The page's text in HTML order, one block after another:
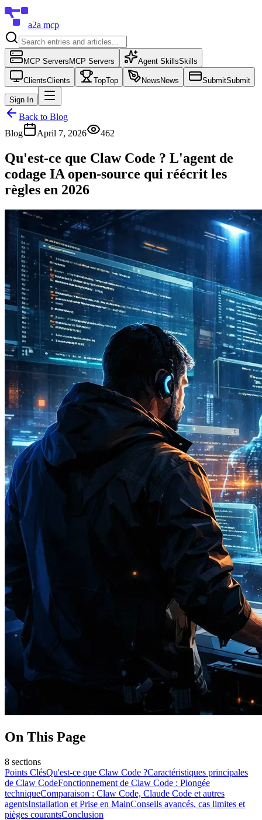
a2a mcp
MCP Servers MCP Servers Agent SkillsSkills
ClientsClients TopTop News News SubmitSubmit
Sign In
Back to Blog
Blog
April 7, 2026 462
Qu'est-ce que Claw Code ? L'agent de
codage IA open-source qui réécrit les
règles en 2026
On This Page
8 sections
Points ClésQu'est-ce que Claw Code ?Caractéristiques principales
de Claw CodeFonctionnement de Claw Code : Plongée
techniqueComparaison : Claw Code, Claude Code et autres
agentsInstallation et Prise en MainConseils avancés, cas limites et
pièges courantsConclusion